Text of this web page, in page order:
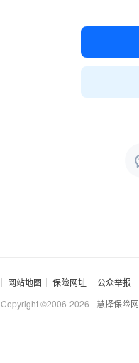
网站地图 保险网址
公众举报
Copyright ©2006-2026 慧择保险网